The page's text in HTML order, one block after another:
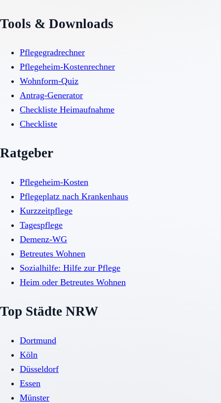
Tools & Downloads
Pflegegradrechner
Pflegeheim-Kostenrechner
Wohnform-Quiz
Antrag-Generator
Checkliste Heimaufnahme
Checkliste
Ratgeber
Pflegeheim-Kosten
Pflegeplatz nach Krankenhaus
Kurzzeitpflege
Tagespflege
Demenz-WG
Betreutes Wohnen
Sozialhilfe: Hilfe zur Pflege
Heim oder Betreutes Wohnen
Top Städte NRW
Dortmund
Köln
Düsseldorf
Essen
Münster